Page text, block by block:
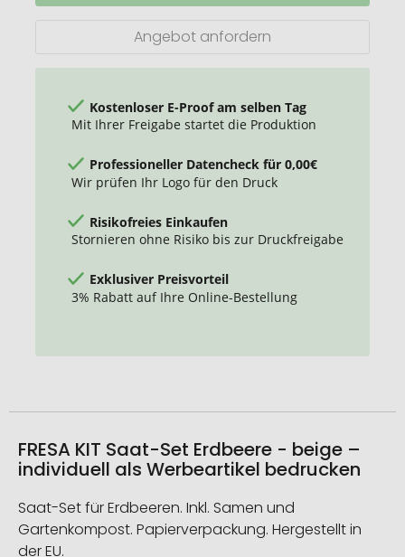
Set
Angebot anfordern
Kostenloser E-Proof am selben Tag
Mit Ihrer Freigabe startet die Produktion
Professioneller Datencheck für 0,00€
Wir prüfen Ihr Logo für den Druck
Risikofreies Einkaufen
Stornieren ohne Risiko bis zur Druckfreigabe
Exklusiver Preisvorteil
3% Rabatt auf Ihre Online-Bestellung
FRESA KIT Saat-Set Erdbeere - beige –
individuell als Werbeartikel bedrucken
Saat-Set für Erdbeeren. Inkl. Samen und
Gartenkompost. Papierverpackung. Hergestellt in
der EU.